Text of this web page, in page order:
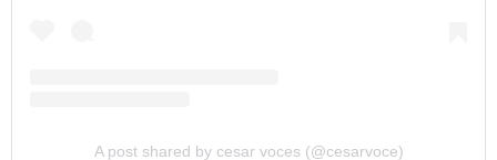
A post shared by cesar voces (@cesarvoce)